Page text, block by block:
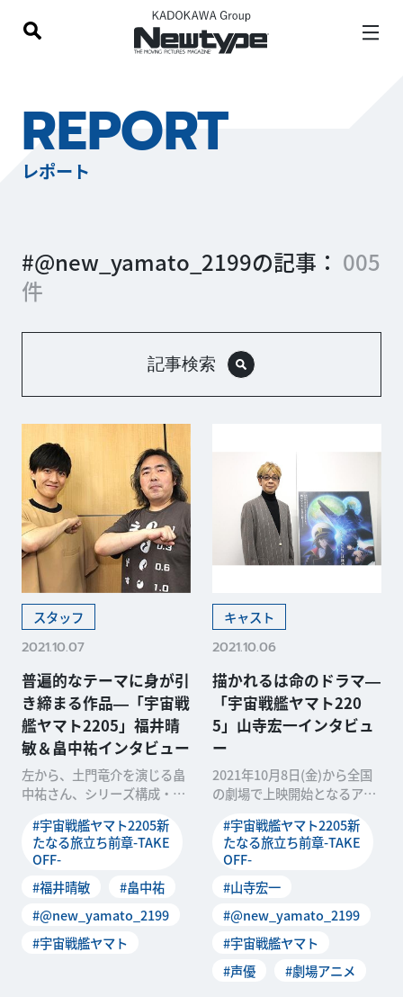
REPORT
レポート
#@new_yamato_2199の記事： 005
件
記事検索
スタッフ
2021.10.07
普遍的なテーマに身が引
き締まる作品―「宇宙戦
艦ヤマト2205」福井晴
敏＆畠中祐インタビュー
左から、土門竜介を演じる畠
中祐さん、シリーズ構成・脚
西﨑義展/宇宙戦艦
#宇宙戦艦ヤマト2205新
たなる旅立ち前章-TAKE
OFF-
#福井晴敏
#畠中祐
#@new_yamato_2199
#宇宙戦艦ヤマト
キャスト
2021.10.06
描かれるは命のドラマ―
「宇宙戦艦ヤマト220
5」山寺宏一インタビュ
ー
2021年10月8日(金)から全国
の劇場で上映開始となるアニ
たなる旅立
#宇宙戦艦ヤマト2205新
たなる旅立ち前章-TAKE
OFF-
#山寺宏一
#@new_yamato_2199
#宇宙戦艦ヤマト
#声優
#劇場アニメ